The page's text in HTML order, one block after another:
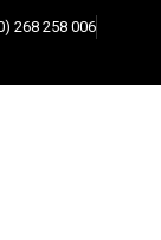
268 258 006